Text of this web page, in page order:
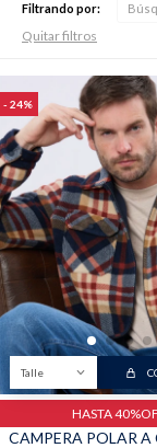
Filtrando por:
Quitar filtros
24
Talle
HASTA
Remeras
Buzos
Camperas